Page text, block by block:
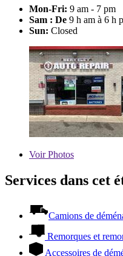
Mon-Fri: 9 am - 7 pm
Sam : De 9 h am à 6 h
Sun: Closed
VoirPhotos
Services dans cet
Camions de
Remorques et
Accessoires de